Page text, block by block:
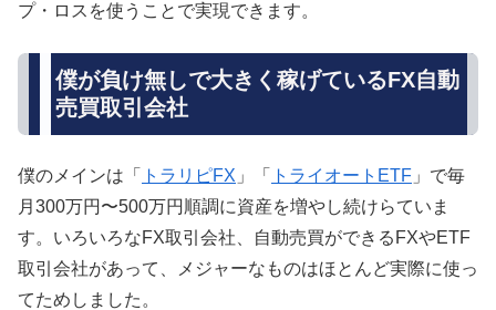
プ・ロスを使うことで実現できます。
僕が負け無しで大きく稼げているFX自動
売買取引会社
僕のメインは「 トラリピFX 」「 トライオートETF 」で毎
月300万円〜500万円順調に資産を増やし続けらていま
す。いろいろなFX取引会社、自動売買ができるFXやETF
取引会社があって、メジャーなものはほとんど実際に使っ
てためしました。